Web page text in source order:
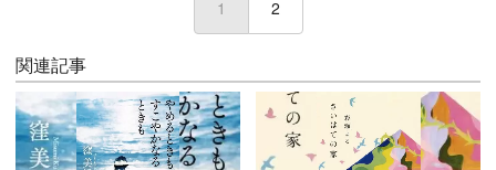
1 (current)
2
関連記事